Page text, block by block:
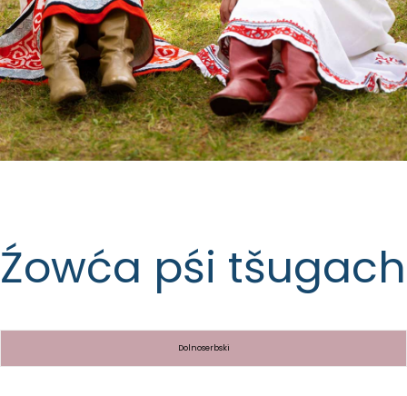
Źowća pśi tšugach
Dolnoserbski